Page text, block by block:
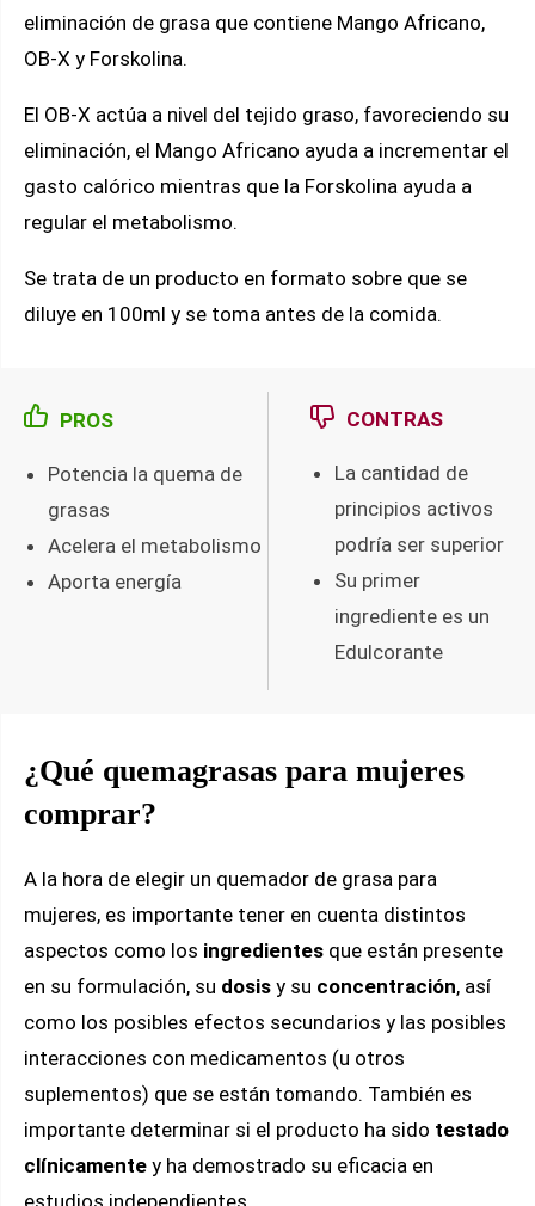
eliminación de grasa que contiene Mango Africano,
OB-X y Forskolina.
El OB-X actúa a nivel del tejido graso, favoreciendo su
eliminación, el Mango Africano ayuda a incrementar el
gasto calórico mientras que la Forskolina ayuda a
regular el metabolismo.
Se trata de un producto en formato sobre que se
diluye en 100ml y se toma antes de la comida.
PROS
Potencia la quema de
grasas
Acelera el metabolismo
Aporta energía
CONTRAS
La cantidad de
principios activos
podría ser superior
Su primer
ingrediente es un
Edulcorante
¿Qué quemagrasas para mujeres
comprar?
A la hora de elegir un quemador de grasa para
mujeres, es importante tener en cuenta distintos
aspectos como los ingredientes que están presente
en su formulación, su dosis y su concentración, así
como los posibles efectos secundarios y las posibles
interacciones con medicamentos (u otros
suplementos) que se están tomando. También es
importante determinar si el producto ha sido testado
clínicamente y ha demostrado su eficacia en